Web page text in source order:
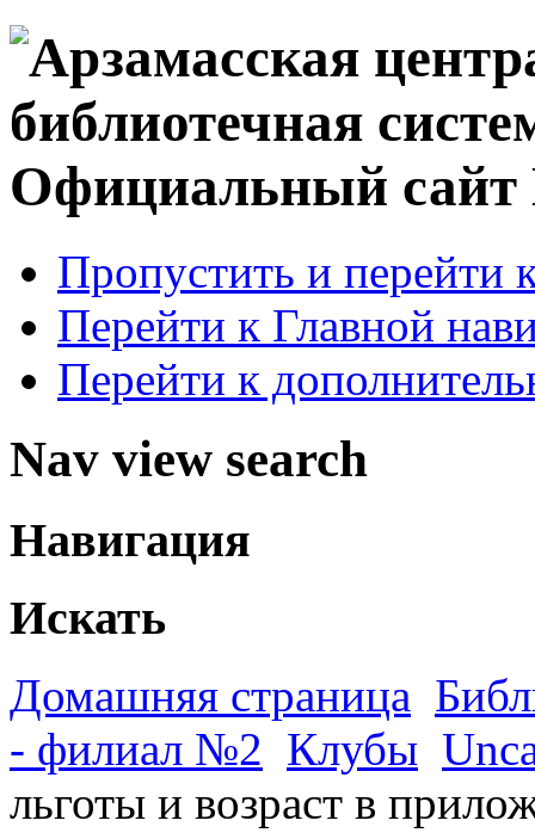
Официальный
Пропустить и перейти
Перейти к Главной
Перейти к
Nav view search
Навигация
Искать
Домашняя страница
- филиал №2 Клубы
льготы и возраст в